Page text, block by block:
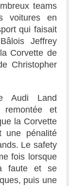
teams
voitures en
qui faisait
Jeffrey
Corvette de
Christopher
Audi Land
remontée et
la Corvette
une pénalité
Le safety
fois lorsque
faute et se
puis une